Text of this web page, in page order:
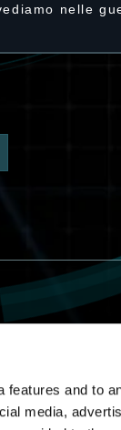
features and to
media,
nelle